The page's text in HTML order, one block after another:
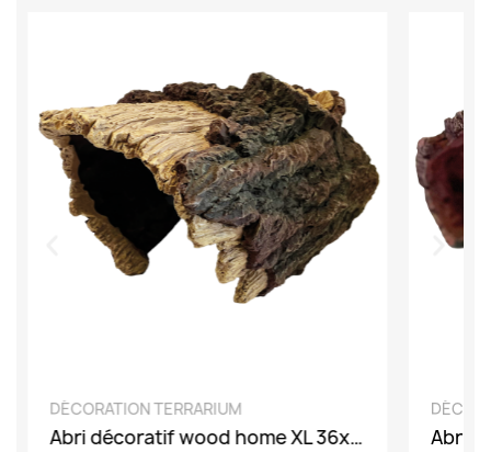
DÉCOUVRIR
DÉCORATION TERRARIUM
Abri décoratif wood home XL 36x24x18cm Abri